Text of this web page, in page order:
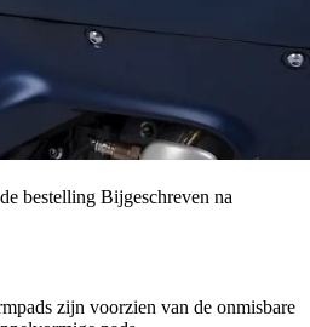
bestelling Bijgeschreven na
zijn voorzien van de onmisbare